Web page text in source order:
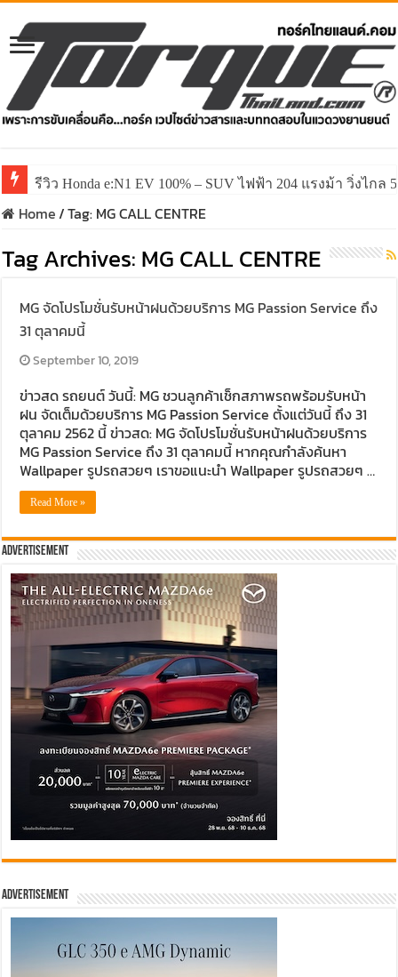
รีวิว Honda e:N1 EV 100% – SUV ไฟฟ้า 204 แรงม้า วิ่งไกล
Home/Tag: MG CALL CENTRE
Tag Archives: MG CALL CENTRE
MG จัดโปรโมชั่นรับหน้าฝนด้วยบริการ MG Passion Service ถึง
31 ตุลาคมนี้
September 10, 2019
ข่าวสด รถยนต์ วันนี้: MG ชวนลูกค้าเช็กสภาพรถพร้อมรับหน้า
ฝน จัดเต็มด้วยบริการ MG Passion Service ตั้งแต่วันนี้ ถึง 31
ตุลาคม 2562 นี้ ข่าวสด: MG จัดโปรโมชั่นรับหน้าฝนด้วยบริการ
MG Passion Service ถึง 31 ตุลาคมนี้ หากคุณกำลังค้นหา
Wallpaper รูปรถสวยๆ เราขอแนะนำ Wallpaper รูปรถสวยๆ …
Read More »
Advertisement
Advertisement